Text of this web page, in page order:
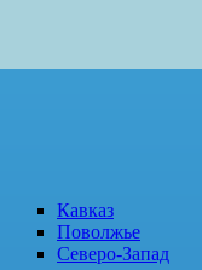
Кавказ
Поволжье
Северо-Запад